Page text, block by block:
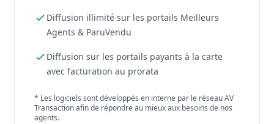
Diffusion illimité sur les portails Meilleurs
Agents & ParuVendu
Diffusion sur les portails payants à la carte
avec facturation au prorata
* Les logiciels sont développés en interne par le réseau AV
Transaction afin de répondre au mieux aux besoins de nos
agents.